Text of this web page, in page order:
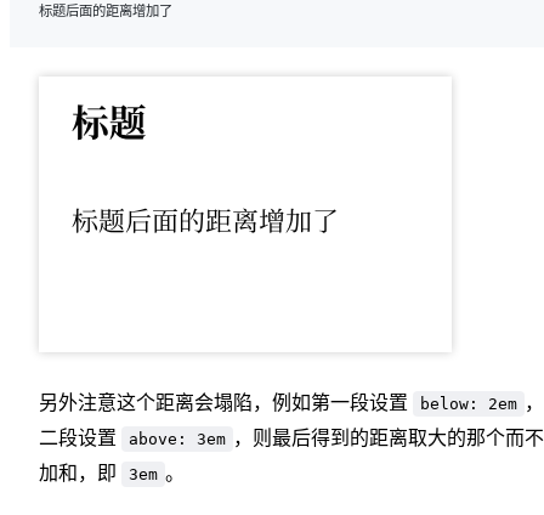
标题后面的距离增加了
另外注意这个距离会塌陷，例如第一段设置 below: 2em
二段设置
above: 3em ，则最后得到的距离取大的那个而
加和，即
3em 。